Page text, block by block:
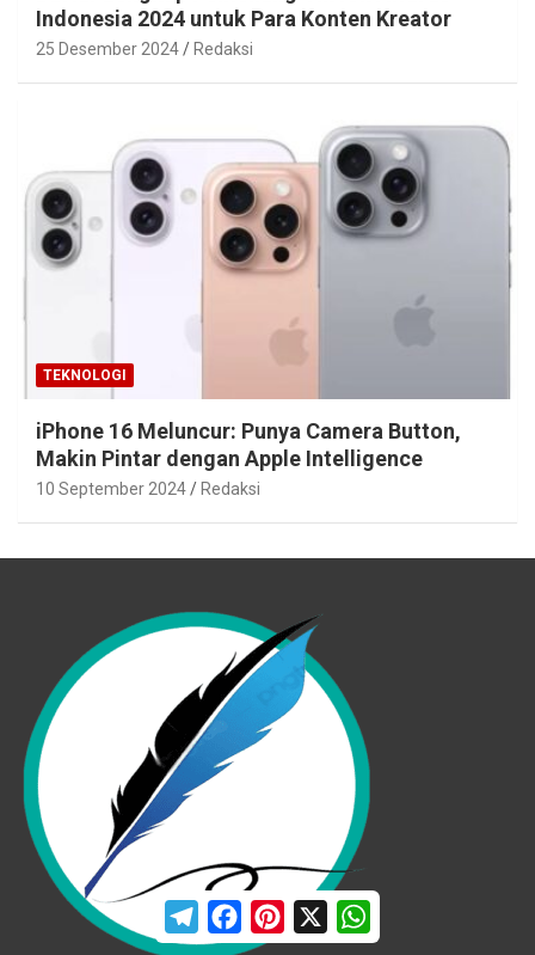
Indonesia 2024 untuk Para Konten Kreator
25 Desember 2024 Redaksi
TEKNOLOGI
iPhone 16 Meluncur: Punya Camera Button,
Makin Pintar dengan Apple Intelligence
10 September 2024 Redaksi
T
l
c
P
n
X
a